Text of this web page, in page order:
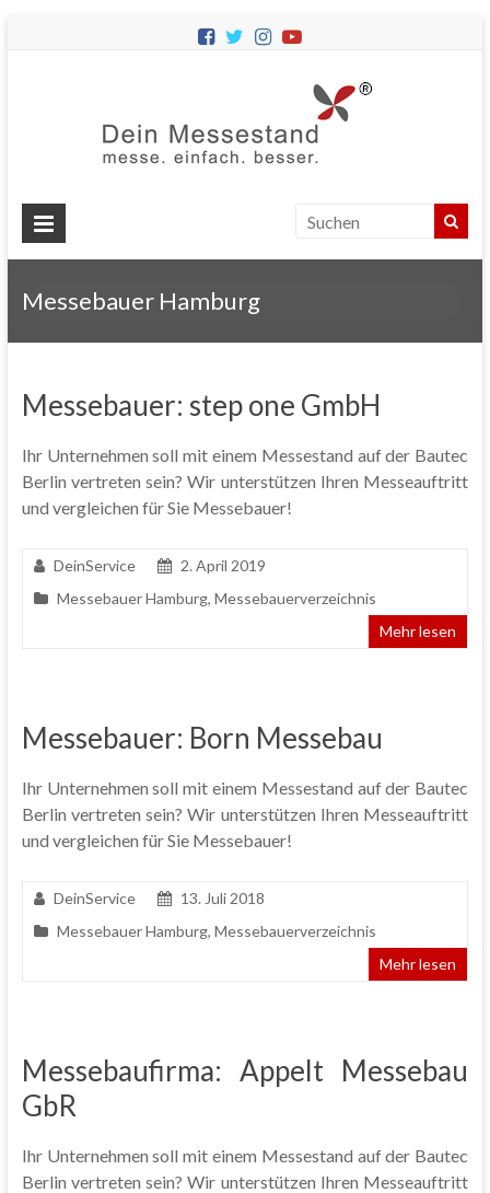
Messestände
für
Messebauer Hamburg
Messebauer: step one GmbH
Ihr Unternehmen soll mit einem Messestand auf der Bautec
Berlin vertreten sein? Wir unterstützen Ihren Messeauftritt
und vergleichen für Sie Messebauer!
DeinService
2. April 2019
Messebauer Hamburg, Messebauerverzeichnis
Mehr lesen
Messebauer: Born Messebau
Ihr Unternehmen soll mit einem Messestand auf der Bautec
Berlin vertreten sein? Wir unterstützen Ihren Messeauftritt
und vergleichen für Sie Messebauer!
DeinService
13. Juli 2018
Messebauer Hamburg, Messebauerverzeichnis
Mehr lesen
Messebaufirma: Appelt Messebau
GbR
Ihr Unternehmen soll mit einem Messestand auf der Bautec
Berlin vertreten sein? Wir unterstützen Ihren Messeauftritt